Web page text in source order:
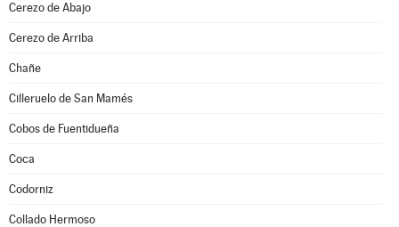
Cerezo de Abajo
Cerezo de Arriba
Chañe
Cilleruelo de San Mamés
Cobos de Fuentidueña
Coca
Codorniz
Collado Hermoso